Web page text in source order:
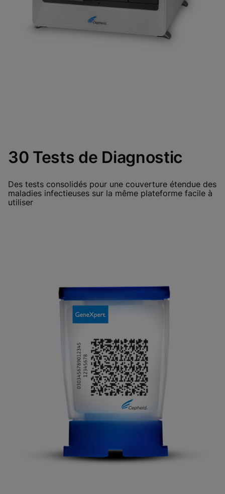
30 Tests de Diagnostic
Des tests consolidés pour une couverture étendue des
maladies infectieuses sur la même plateforme facile à
utiliser